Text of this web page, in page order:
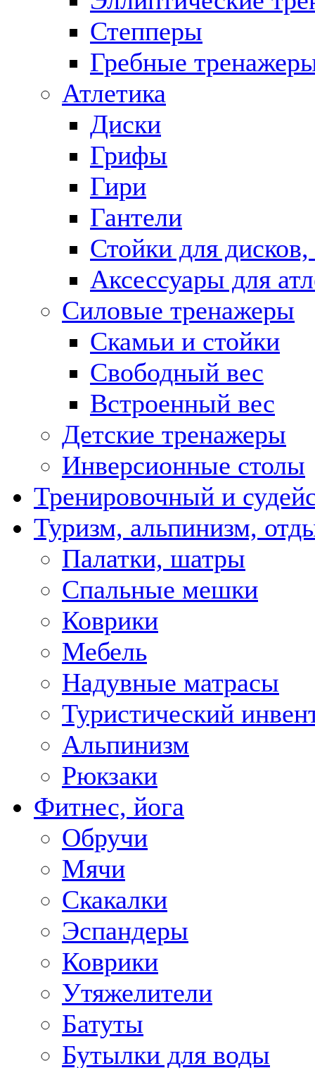
Степперы
Гребные
Атлетика
Диски
Грифы
Гири
Гантели
Стойки для
Аксессуары для
Силовые тренажеры
Скамьи и стойки
Свободный вес
Встроенный вес
Детские тренажеры
Инверсионные столы
Тренировочный и
Туризм, альпинизм,
Палатки, шатры
Спальные мешки
Коврики
Мебель
Надувные матрасы
Туристический
Альпинизм
Рюкзаки
Фитнес, йога
Обручи
Мячи
Скакалки
Эспандеры
Коврики
Утяжелители
Батуты
Бутылки для воды